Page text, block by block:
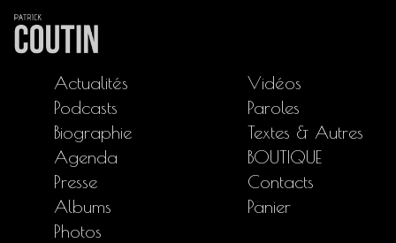
Actualités
Podcasts
Biographie
Agenda
Presse
Albums
Photos
Vidéos
Paroles
Textes & Autres
BOUTIQUE
Contacts
Panier